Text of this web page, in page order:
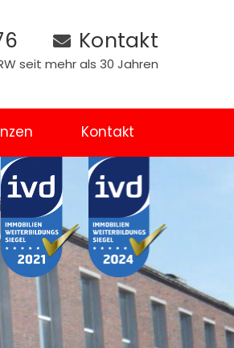
Kontakt
seit mehr als 30 Jahren
Kontakt